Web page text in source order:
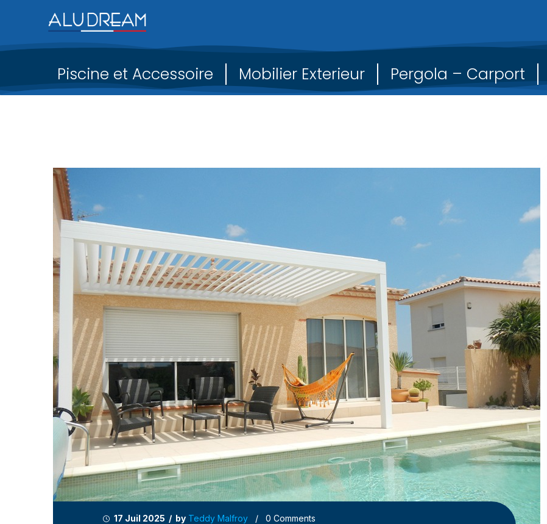
Piscine et Accessoire Mobilier Exterieur Pergola – Carport
17 Juil 2025 / by Teddy Malfroy / 0 Comments